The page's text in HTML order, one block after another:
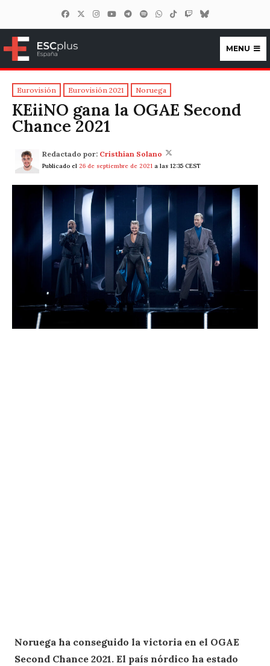
ESCplus España
MENU
Eurovisión Eurovisión 2021 Noruega
KEiiNO gana la OGAE Second
Chance 2021
Redactado por: Cristhian Solano
Publicado el 26 de septiembre de 2021 a las 12:35 CEST
Noruega ha conseguido la victoria en el OGAE
Second Chance 2021. El país nórdico ha estado